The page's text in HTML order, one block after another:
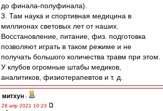
до финала-полуфинала).
3. Там наука и спортивная медицина в
миллионах световых лет от наших.
Восстановление, питание, физ. подготовка
позволяют играть в таком режиме и не
получать большого количества травм при этом.
У клубов огромные штабы медиков,
аналитиков, физиотерапевтов и т. д.
митхун -
28 апр 2021 10:23